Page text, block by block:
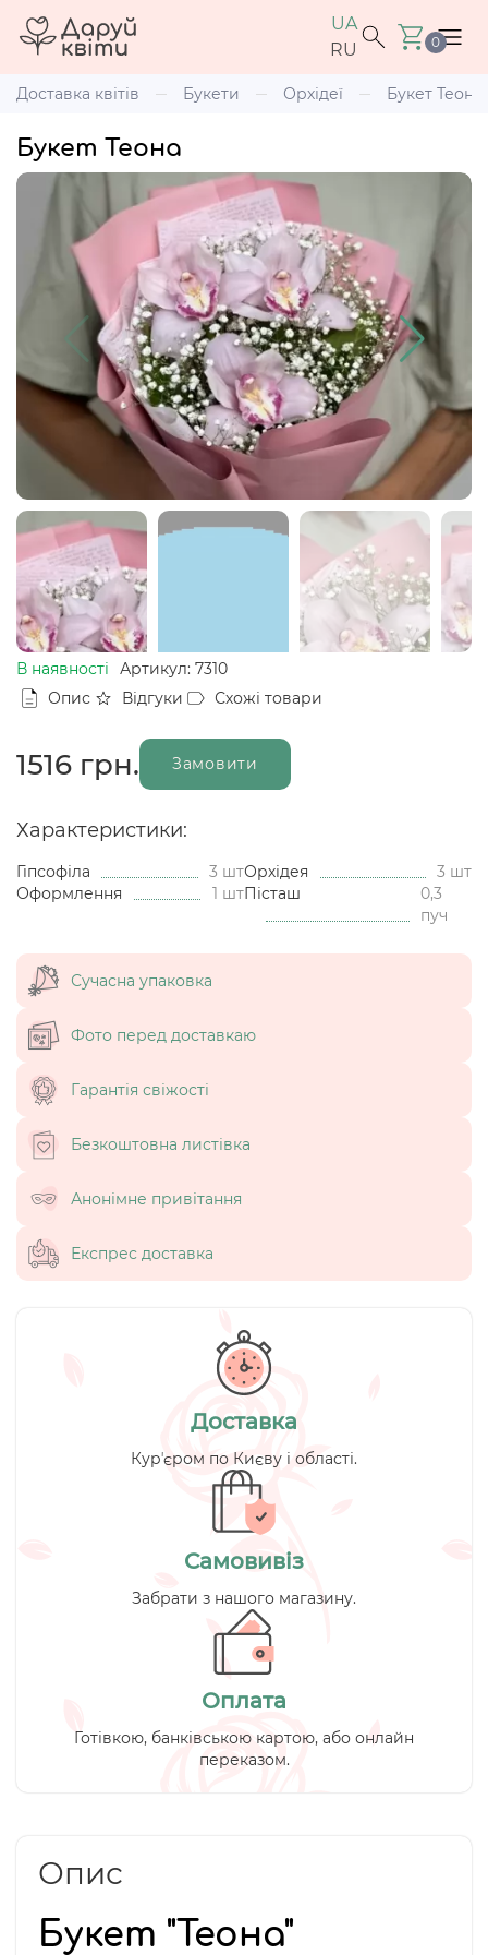
UA
RU
0
Доставка квітів Букети Орхідеї Букет Теона
Букет Теона
В наявності
Артикул: 7310
Опис
Відгуки Схожі товари
1516 грн. Замовити
Характеристики:
Гіпсофіла 3 штОрхідея
3 шт
Оформлення
1 штПісташ
0,3
пуч
Сучасна упаковка
Фото перед доставкаю
Гарантія свіжості
Безкоштовна листівка
Анонімне привітання
Експрес доставка
Доставка
Курʼєром по Києву і області.
Самовивіз
Забрати з нашого магазину.
Оплата
Готівкою, банківською картою, або онлайн
переказом.
Опис
Букет "Теона"